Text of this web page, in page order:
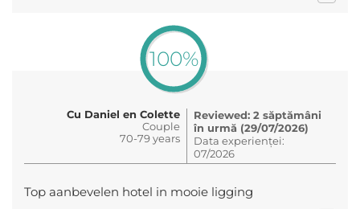
100%
Cu Daniel en Colette
Couple
70-79 years
Reviewed: 2 săptămâni
în urmă (29/07/2026)
Data experienței:
07/2026
Top aanbevelen hotel in mooie ligging